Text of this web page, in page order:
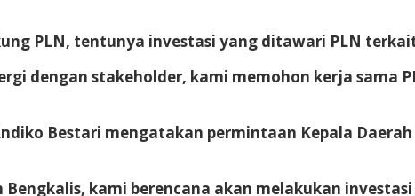
PLN, tentunya investasi yang ditawari PLN
dengan stakeholder, kami memohon kerja sama
Bestari mengatakan permintaan Kepala
kami berencana akan melakukan